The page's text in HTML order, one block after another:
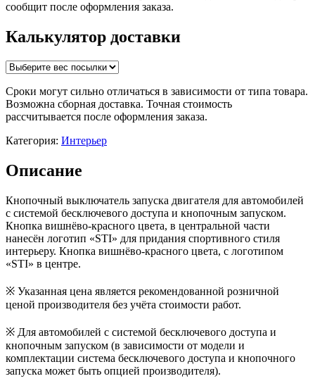
сообщит после оформления заказа.
Калькулятор доставки
Сроки могут сильно отличаться в зависимости от типа товара.
Возможна сборная доставка. Точная стоимость
рассчитывается после оформления заказа.
Категория: Интерьер
Описание
Кнопочный выключатель запуска двигателя для автомобилей
с системой бесключевого доступа и кнопочным запуском.
Кнопка вишнёво-красного цвета, в центральной части
нанесён логотип «STI» для придания спортивного стиля
интерьеру. Кнопка вишнёво-красного цвета, с логотипом
«STI» в центре.
※ Указанная цена является рекомендованной розничной
ценой производителя без учёта стоимости работ.
※ Для автомобилей с системой бесключевого доступа и
кнопочным запуском (в зависимости от модели и
комплектации система бесключевого доступа и кнопочного
запуска может быть опцией производителя).